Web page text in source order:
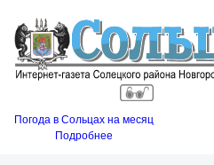
Погода в Сольцах на месяц
Подробнее